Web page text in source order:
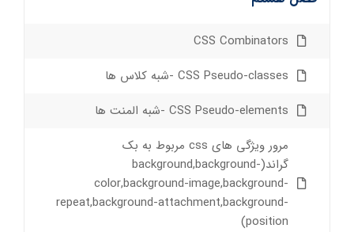
CSS Combinators
CSS Pseudo-classes -شبه کلاس ها
CSS Pseudo-elements -شبه المنت ها
مرور ویژگی های css مربوط به بک
گراند(background,background-
color,background-image,background-
repeat,background-attachment,background-
position)